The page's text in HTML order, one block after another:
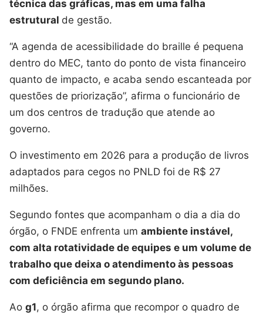
técnica das gráficas, mas em uma falha
estrutural de gestão.
“A agenda de acessibilidade do braille é pequena
dentro do MEC, tanto do ponto de vista financeiro
quanto de impacto, e acaba sendo escanteada por
questões de priorização”, afirma o funcionário de
um dos centros de tradução que atende ao
governo.
O investimento em 2026 para a produção de livros
adaptados para cegos no PNLD foi de R$ 27
milhões.
Segundo fontes que acompanham o dia a dia do
órgão, o FNDE enfrenta um ambiente instável,
com alta rotatividade de equipes e um volume de
trabalho que deixa o atendimento às pessoas
com deficiência em segundo plano.
Ao g1, o órgão afirma que recompor o quadro de